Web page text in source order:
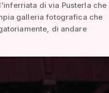
di via Pusterla che
galleria fotografica che
di andare